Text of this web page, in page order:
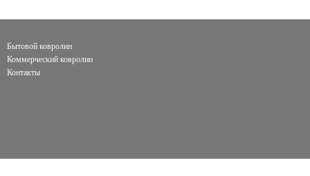
Бытовой ковролин
Коммерческий ковролин
Контакты